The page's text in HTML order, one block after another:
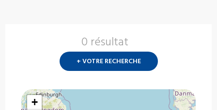
0 résultat
+ VOTRE RECHERCHE
+